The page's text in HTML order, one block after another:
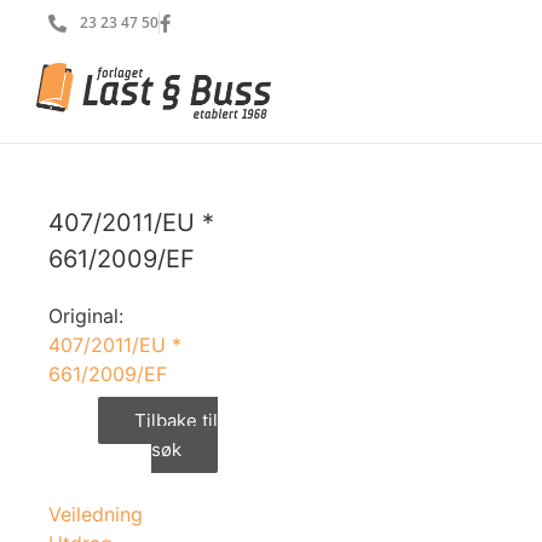
23 23 47 50
407/2011/EU *
661/2009/EF
Original:
407/2011/EU *
661/2009/EF
Tilbake til
søk
Veiledning